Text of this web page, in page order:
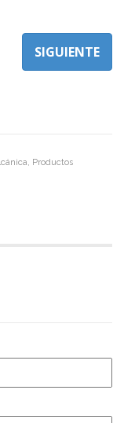
SIGUIENTE
, Productos